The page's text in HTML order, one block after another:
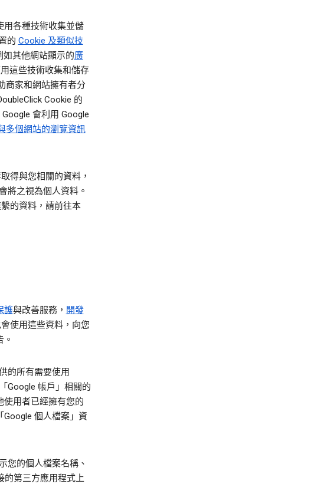
用各種技術收集並儲
的 Cookie 及類似技
其他網站顯示的廣
這些技術收集和儲存
商家和網站擁有者分
Cookie 的
會利用 Google
多個網站的瀏覽資訊
得與您相關的資料，
將之視為個人資料。
的資料，請前往本
護與改善服務， 開發
使用這些資料，向您
的所有需要使用
Google 帳戶」相關的
使用者已經擁有您的
個人檔案」資
您的個人檔案名稱、
的第三方應用程式上